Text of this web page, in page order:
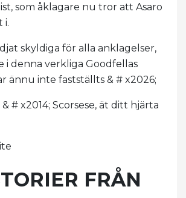
som åklagare nu tror att Asaro
i.
skyldiga för alla anklagelser,
i denna verkliga Goodfellas
ännu inte fastställts & # x2026;
# x2014; Scorsese, ät ditt hjärta
FRÅN